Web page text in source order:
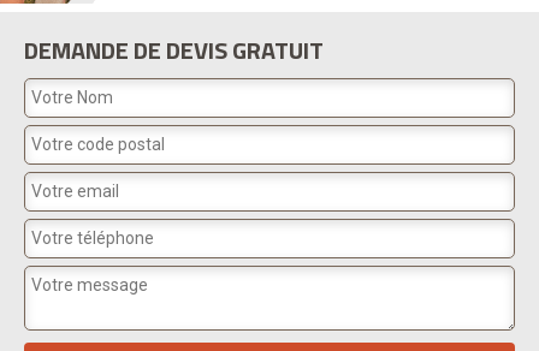
DEMANDE DE DEVIS GRATUIT